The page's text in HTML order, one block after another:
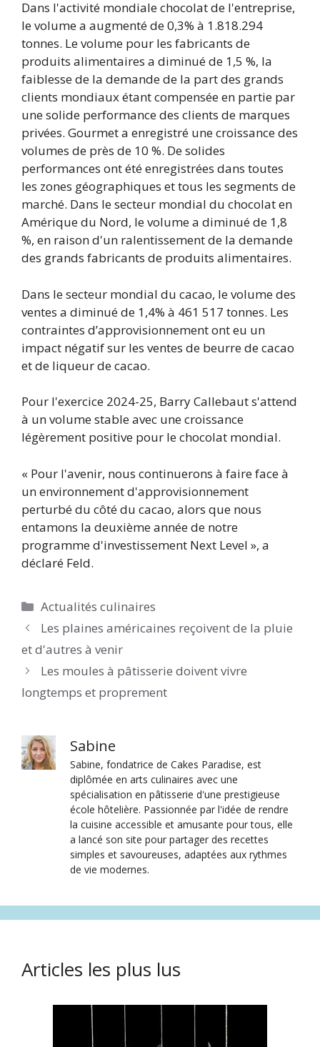
Dans l'activité mondiale chocolat de l'entreprise,
le volume a augmenté de 0,3% à 1.818.294
tonnes. Le volume pour les fabricants de
produits alimentaires a diminué de 1,5 %, la
faiblesse de la demande de la part des grands
clients mondiaux étant compensée en partie par
une solide performance des clients de marques
privées. Gourmet a enregistré une croissance des
volumes de près de 10 %. De solides
performances ont été enregistrées dans toutes
les zones géographiques et tous les segments de
marché. Dans le secteur mondial du chocolat en
Amérique du Nord, le volume a diminué de 1,8
%, en raison d'un ralentissement de la demande
des grands fabricants de produits alimentaires.
Dans le secteur mondial du cacao, le volume des
ventes a diminué de 1,4% à 461 517 tonnes. Les
contraintes d’approvisionnement ont eu un
impact négatif sur les ventes de beurre de cacao
et de liqueur de cacao.
Pour l'exercice 2024-25, Barry Callebaut s'attend
à un volume stable avec une croissance
légèrement positive pour le chocolat mondial.
« Pour l'avenir, nous continuerons à faire face à
un environnement d'approvisionnement
perturbé du côté du cacao, alors que nous
entamons la deuxième année de notre
programme d'investissement Next Level », a
déclaré Feld.
Catégories
Actualités culinaires
Les plaines américaines reçoivent de la pluie
et d'autres à venir
Les moules à pâtisserie doivent vivre
longtemps et proprement
Sabine
Sabine, fondatrice de Cakes Paradise, est
diplômée en arts culinaires avec une
spécialisation en pâtisserie d'une prestigieuse
école hôtelière. Passionnée par l'idée de rendre
la cuisine accessible et amusante pour tous, elle
a lancé son site pour partager des recettes
simples et savoureuses, adaptées aux rythmes
de vie modernes.
Articles les plus lus